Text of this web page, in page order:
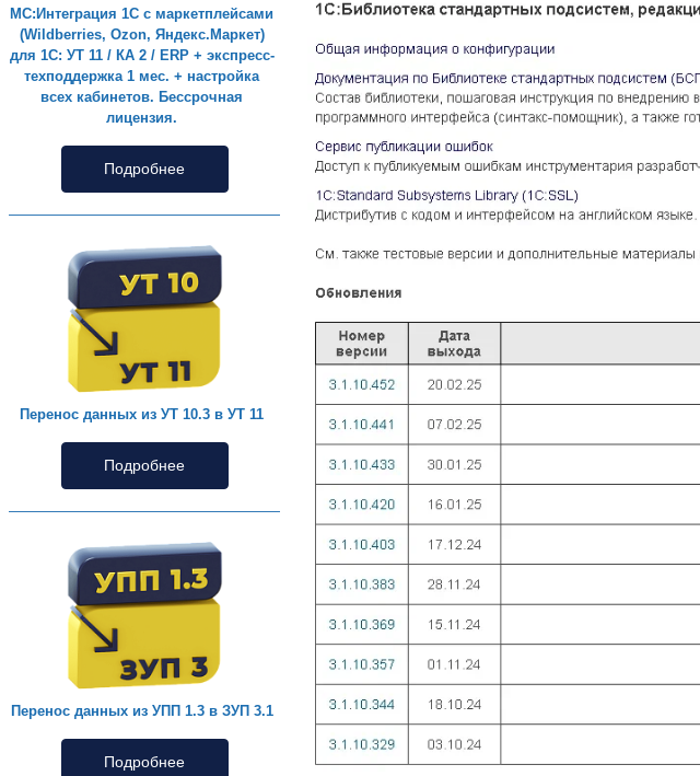
МС:Интеграция 1С с маркетплейсами
(Wildberries, Ozon, Яндекс.Маркет)
для 1С: УТ 11 / КА 2 / ERP + экспресс-
техподдержка 1 мес. + настройка
всех кабинетов. Бессрочная
лицензия.
Подробнее
Перенос данных из УТ 10.3 в УТ 11
Подробнее
Перенос данных из УПП 1.3 в ЗУП 3.1
Подробнее